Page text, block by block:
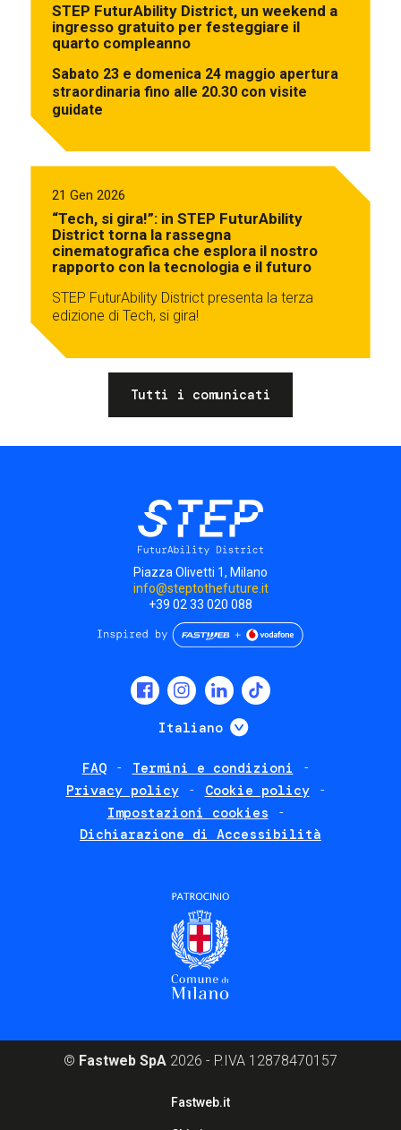
STEP FuturAbility District, un weekend a
ingresso gratuito per festeggiare il
quarto compleanno
Sabato 23 e domenica 24 maggio apertura
straordinaria fino alle 20.30 con visite
guidate
21 Gen 2026
“Tech, si gira!”: in STEP FuturAbility
District torna la rassegna
cinematografica che esplora il nostro
rapporto con la tecnologia e il futuro
STEP FuturAbility District presenta la terza
edizione di Tech, si gira!
Tutti i comunicati
Piazza Olivetti 1, Milano
info@steptothefuture.it
+39 02 33 020 088
Italiano Mostra ulteriori
FAQ
Termini e condizioni
Privacy policy
Cookie policy
Impostazioni cookies
Dichiarazione di Accessibilità
© Fastweb SpA 2026 - P.IVA 12878470157
Fastweb.it